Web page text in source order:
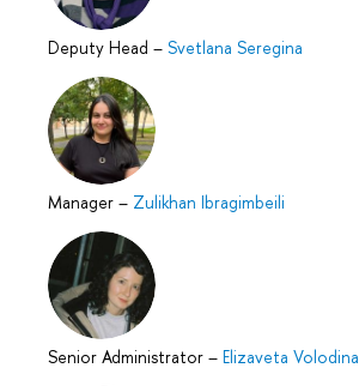
Deputy Head – Svetlana Seregina
Manager – Zulikhan Ibragimbeili
Senior Administrator – Elizaveta Volodina